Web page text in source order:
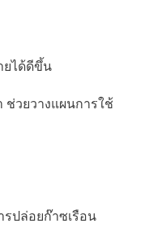
ได้ดีขึ้น
วยวางแผนการใช้
รปล่อยก๊าซเรือน